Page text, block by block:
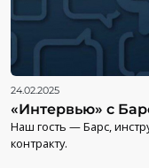
24.02.2025
«Интервью» с
Наш гость — Барс,
контракту.